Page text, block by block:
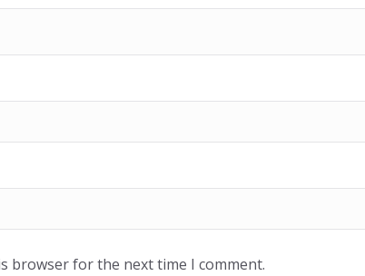
browser for the next time I comment.